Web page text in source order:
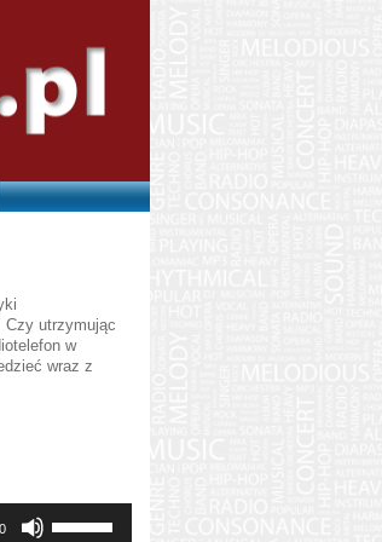
Czy utrzymując
w
wraz z
strzałek